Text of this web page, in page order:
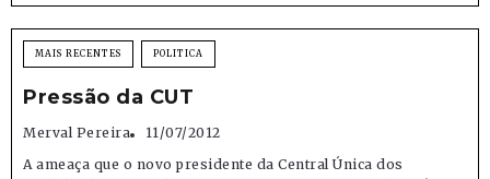
MAIS RECENTES POLITICA
Pressão da CUT
Merval Pereira
11/07/2012
A ameaça que o novo presidente da Central Única dos